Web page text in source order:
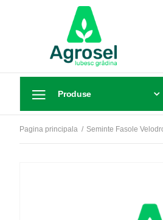
Produse
Pagina principala Seminte Fasole